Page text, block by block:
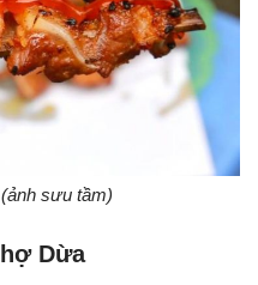
sưu tầm)
Dừa